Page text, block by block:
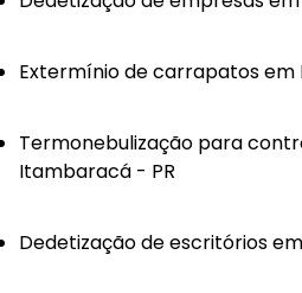
Extermínio de carrapatos em
Termonebulização para
Itambaracá - PR
Dedetização de escritórios